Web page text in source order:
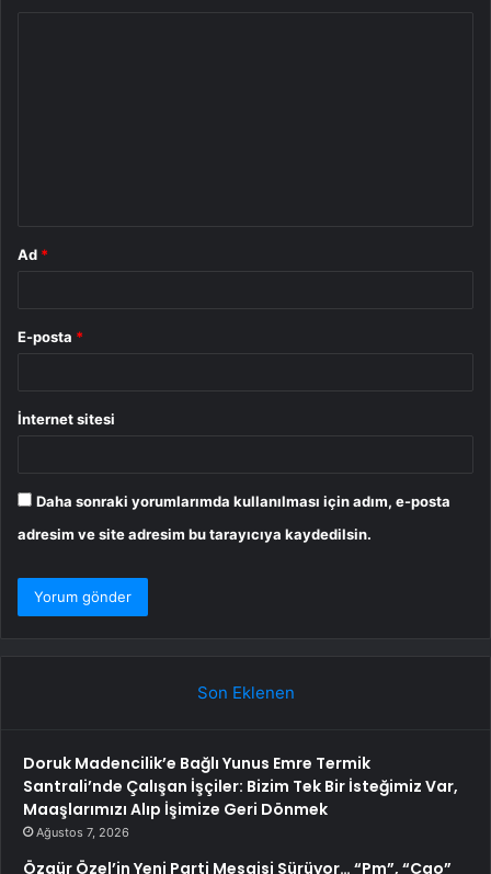
Ad *
E-posta *
İnternet sitesi
Daha sonraki yorumlarımda kullanılması için adım, e-posta
adresim ve site adresim bu tarayıcıya kaydedilsin.
Son Eklenen
Doruk Madencilik’e Bağlı Yunus Emre Termik
Santrali’nde Çalışan İşçiler: Bizim Tek Bir İsteğimiz Var,
Maaşlarımızı Alıp İşimize Geri Dönmek
Ağustos 7, 2026
Özgür Özel’in Yeni Parti Mesaisi Sürüyor… “Pm”, “Cao”